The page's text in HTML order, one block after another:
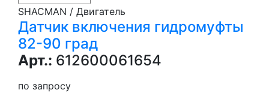
SHACMAN / Двигатель
Датчик включения гидромуфты
82-90 град
Арт.: 612600061654
по запросу